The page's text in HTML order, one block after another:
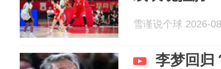
雪谨说个球 2026-
李梦回归